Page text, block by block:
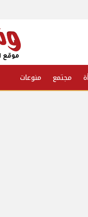
مجتمع منوعات